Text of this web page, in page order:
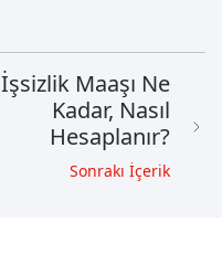
İşsizlik Maaşı Ne
Kadar, Nasıl
Hesaplanır?
Sonrakı İçerik